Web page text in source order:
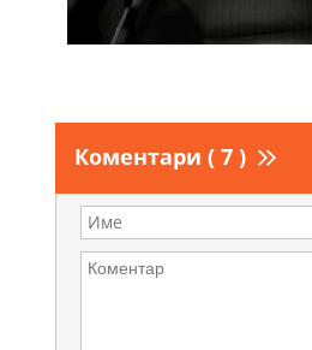
Коментари ( 7 )